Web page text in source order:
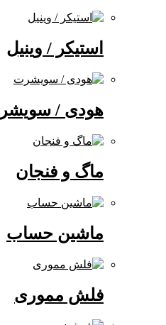
استیکر / وینیل
هودی / سویشرت
ماگ و فنجان
ماشین حساب
فلش مموری